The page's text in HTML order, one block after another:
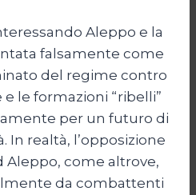
Aleppo e la
falsamente come
del regime contro
le formazioni “ribelli”
per un futuro di
In realtà, l’opposizione
Aleppo, come altrove,
da combattenti